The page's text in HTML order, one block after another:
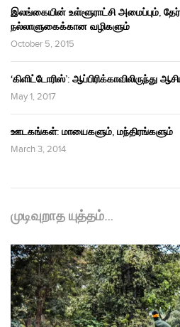
இலங்கையின் உள்ளூராட்சி அமைப்பும்,
நல்லாளுகைக்கான வழிகளும்
October 5, 2015
‘கிளிட்டோரிஸ்’: ஆப்பிரிக்காவிலிருந்து
May 1, 2017
ஊடகங்கள்: மாயைகளும், மந்திரங்களும்
March 3, 2014
முடிவுறாத யுத்தம்…